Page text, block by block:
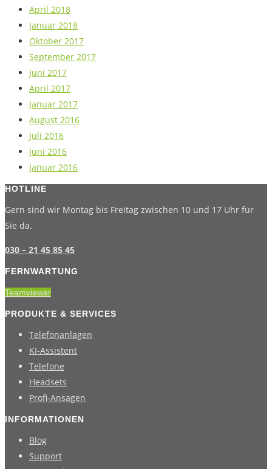
April 2018
Januar 2018
Oktober 2017
September 2017
Juni 2017
April 2017
Januar 2017
August 2016
Juli 2016
Juni 2016
Januar 2016
HOTLINE
Gern sind wir Montag bis Freitag zwischen 10 und 17 Uhr für
Sie da.
030 – 21 45 85 45
FERNWARTUNG
Teamviewer
PRODUKTE & SERVICES
Telefonanlagen
KI-Assistent
Telefone
Headsets
Profi-Ansagen
INFORMATIONEN
Blog
Support